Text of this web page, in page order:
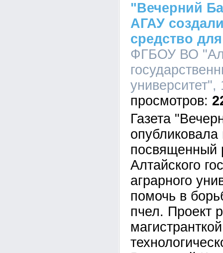
"Вечерний
АГАУ
средство
ФГБОУ ВО
Газета
посвященный
Алтайского
аграрного
помочь в
пчел. Проект